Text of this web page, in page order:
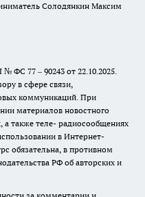
Солодянкин Максим
ФС 77 – 90243 от 22.10.2025.
в сфере связи,
коммуникаций. При
материалов новостного
а также теле- радиосообщениях
в Интернет-
обязательна, в противном
РФ об авторских и